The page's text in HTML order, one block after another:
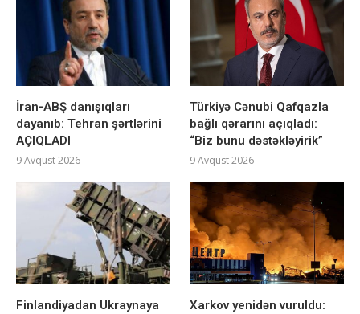
İran-ABŞ danışıqları
dayanıb: Tehran şərtlərini
AÇIQLADI
9 Avqust 2026
Türkiyə Cənubi Qafqazla
bağlı qərarını açıqladı:
“Biz bunu dəstəkləyirik”
9 Avqust 2026
Finlandiyadan Ukraynaya
Xarkov yenidən vuruldu: